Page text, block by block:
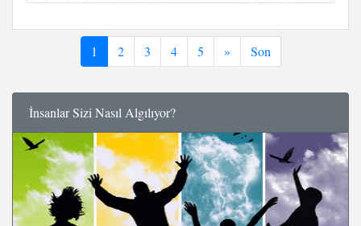
1 2 3 4 5 » Son
İnsanlar Sizi Nasıl Algılıyor?